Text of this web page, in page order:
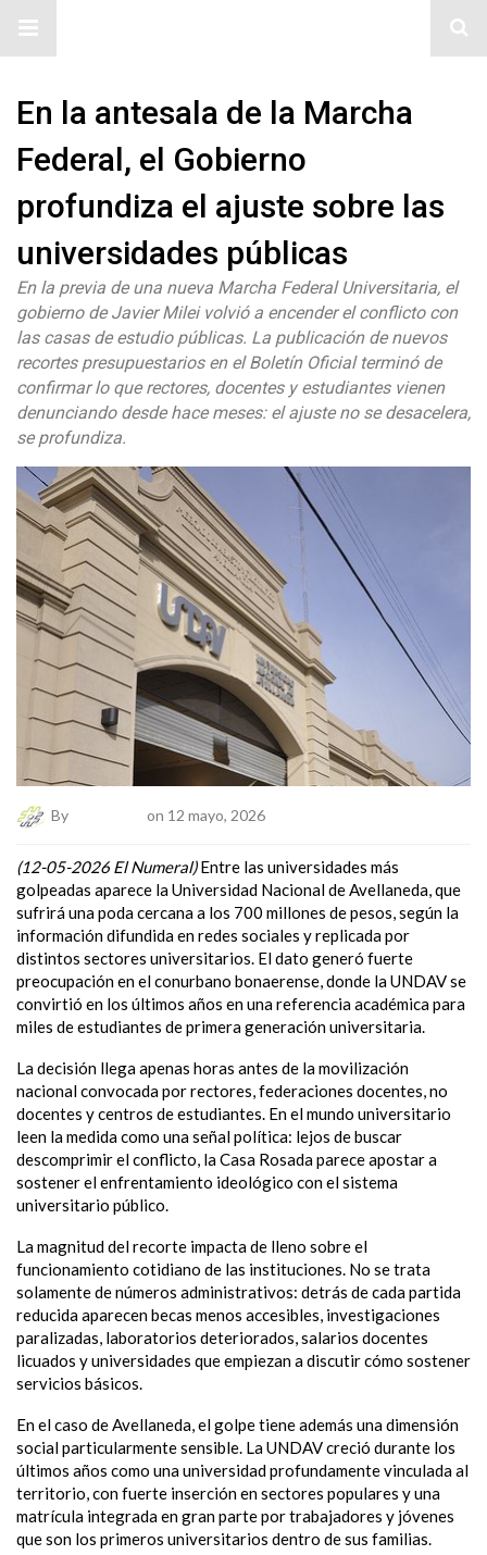
En la antesala de la Marcha
Federal, el Gobierno
profundiza el ajuste sobre las
universidades públicas
En la previa de una nueva Marcha Federal Universitaria, el
gobierno de Javier Milei volvió a encender el conflicto con
las casas de estudio públicas. La publicación de nuevos
recortes presupuestarios en el Boletín Oficial terminó de
confirmar lo que rectores, docentes y estudiantes vienen
denunciando desde hace meses: el ajuste no se desacelera,
se profundiza.
By on 12 mayo, 2026
(12-05-2026 El Numeral)Entre las universidades más
golpeadas aparece laUniversidad Nacional de Avellaneda, que
sufrirá una poda cercana a los 700 millones de pesos, según la
información difundida en redes sociales y replicada por
distintos sectores universitarios. El dato generó fuerte
preocupación en el conurbano bonaerense, donde la UNDAV se
convirtió en los últimos años en una referencia académica para
miles de estudiantes de primera generación universitaria.
La decisión llega apenas horas antes de la movilización
nacional convocada por rectores, federaciones docentes, no
docentes y centros de estudiantes. En el mundo universitario
leen la medida como una señal política: lejos de buscar
descomprimir el conflicto, la Casa Rosada parece apostar a
sostener el enfrentamiento ideológico con el sistema
universitario público.
La magnitud del recorte impacta de lleno sobre el
funcionamiento cotidiano de las instituciones. No se trata
solamente de números administrativos: detrás de cada partida
reducida aparecen becas menos accesibles, investigaciones
paralizadas, laboratorios deteriorados, salarios docentes
licuados y universidades que empiezan a discutir cómo sostener
servicios básicos.
En el caso de Avellaneda, el golpe tiene además una dimensión
social particularmente sensible. La UNDAV creció durante los
últimos años como una universidad profundamente vinculada al
territorio, con fuerte inserción en sectores populares y una
matrícula integrada en gran parte por trabajadores y jóvenes
que son los primeros universitarios dentro de sus familias.